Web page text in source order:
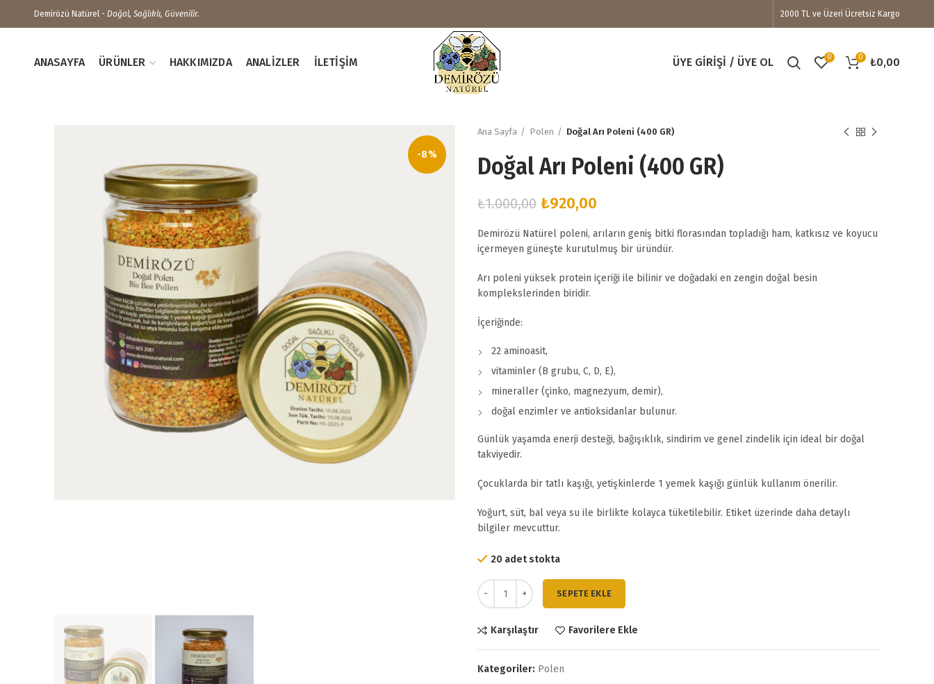
Demirözü Natürel - Doğal, Sağlıklı, Güvenilir. 2000 TL ve Üzeri Ücretsiz Kargo
ANASAYFA ÜRÜNLER HAKKIMIZDA ANALIZLER İLETIŞIM ÜYE GIRIŞI / ÜYE OL 0 0 ₺0,00
-8%
Ana Sayfa Polen Doğal Arı Poleni (400 GR)
Doğal Arı Poleni (400 GR)
₺1.000,00 Orijinal
₺1.000,00.
₺920,00
fiyat:
₺920,00.
Demirözü Natürel poleni, arıların geniş bitki florasından topladığı ham, katkısız ve koyucu
içermeyen güneşte kurutulmuş bir üründür.
Arı poleni yüksek protein içeriği ile bilinir ve doğadaki en zengin doğal besin
komplekslerinden biridir.
İçeriğinde:
22 aminoasit,
vitaminler (B grubu, C, D, E),
mineraller (çinko, magnezyum, demir),
doğal enzimler ve antioksidanlar bulunur.
Günlük yaşamda enerji desteği, bağışıklık, sindirim ve genel zindelik için ideal bir doğal
takviyedir.
Çocuklarda bir tatlı kaşığı, yetişkinlerde 1 yemek kaşığı günlük kullanım önerilir.
Yoğurt, süt, bal veya su ile birlikte kolayca tüketilebilir. Etiket üzerinde daha detaylı
bilgiler mevcuttur.
20 adet stokta
Doğal Arı Poleni (400 GR) adet
SEPETE EKLE
Karşılaştır Favorilere Ekle
Kategoriler: Polen